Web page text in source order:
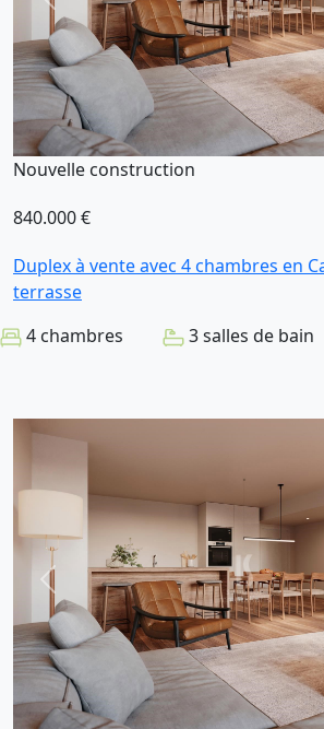
Nouvelle construction
840.000 €
Duplex à vente avec 4 chambres en
terrasse
4 chambres
3 salles de bain